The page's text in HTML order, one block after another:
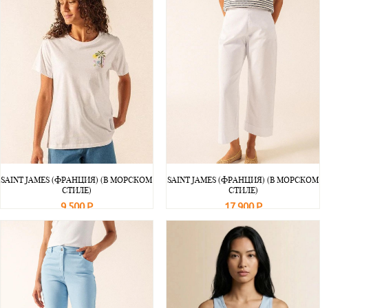
SAINT JAMES (ФРАНЦИЯ) (В МОРСКОМ
СТИЛЕ)
9 500 Р
В корзину Подробнее
SAINT JAMES (ФРАНЦИЯ) (В МОРСКОМ
СТИЛЕ)
17 900 Р